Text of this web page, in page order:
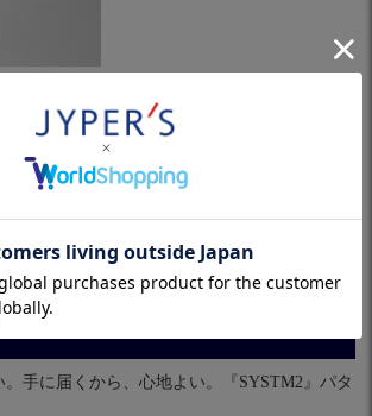
手に届くから、心地よい。『SYSTM2』パタ